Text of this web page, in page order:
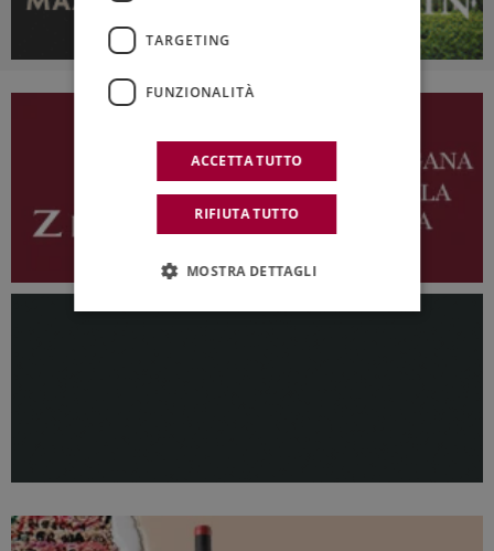
TARGETING
FUNZIONALITÀ
ACCETTA TUTTO
RIFIUTA TUTTO
MOSTRA DETTAGLI